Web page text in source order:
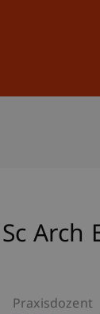
Arch
Praxisdozent